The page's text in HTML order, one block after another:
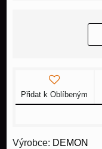
Přidat k Oblíbeným
Výrobce: DEMON